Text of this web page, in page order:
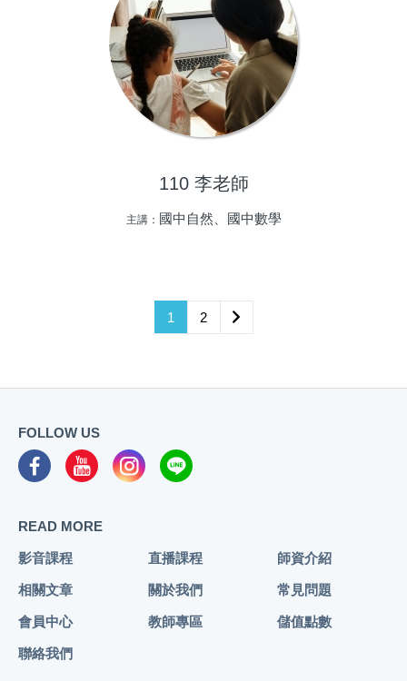
110 李老師
主講： 國中自然、國中數學
1 2
FOLLOW US
READ MORE
影音課程 直播課程 師資介紹
相關文章 關於我們 常見問題
會員中心 教師專區 儲值點數
聯絡我們